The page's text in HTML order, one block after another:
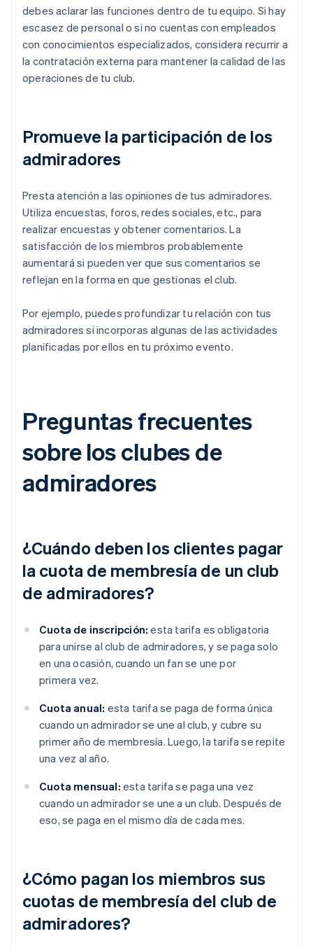
debes aclarar las funciones dentro de tu equipo. Si hay
escasez de personal o si no cuentas con empleados
con conocimientos especializados, considera recurrir a
la contratación externa para mantener la calidad de las
operaciones de tu club.
Promueve la participación de los
admiradores
Presta atención a las opiniones de tus admiradores.
Utiliza encuestas, foros, redes sociales, etc., para
realizar encuestas y obtener comentarios. La
satisfacción de los miembros probablemente
aumentará si pueden ver que sus comentarios se
reflejan en la forma en que gestionas el club.
Por ejemplo, puedes profundizar tu relación con tus
admiradores si incorporas algunas de las actividades
planificadas por ellos en tu próximo evento.
Preguntas frecuentes
sobre los clubes de
admiradores
¿Cuándo deben los clientes pagar
la cuota de membresía de un club
de admiradores?
Cuota de inscripción: esta tarifa es obligatoria
para unirse al club de admiradores, y se paga solo
en una ocasión, cuando un fan se une por
primera vez.
Cuota anual: esta tarifa se paga de forma única
cuando un admirador se une al club, y cubre su
primer año de membresía. Luego, la tarifa se repite
una vez al año.
Cuota mensual: esta tarifa se paga una vez
cuando un admirador se une a un club. Después de
eso, se paga en el mismo día de cada mes.
¿Cómo pagan los miembros sus
cuotas de membresía del club de
admiradores?